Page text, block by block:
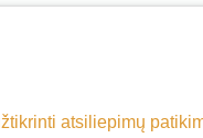
atsiliepimų